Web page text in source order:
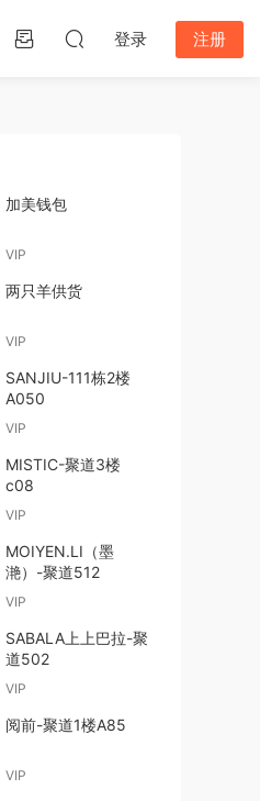
登录 注册
加美钱包
VIP
两只羊供货
VIP
SANJIU-111栋2楼
A050
VIP
MISTIC-聚道3楼
c08
VIP
MOIYEN.LI（墨
滟）-聚道512
VIP
SABALA上上巴拉-聚
道502
VIP
阅前-聚道1楼A85
VIP